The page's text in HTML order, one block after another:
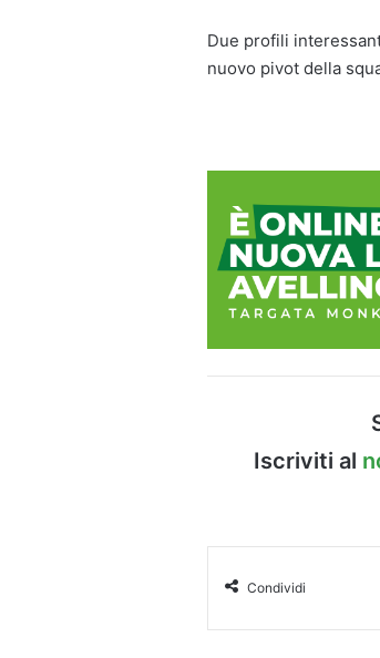
Due profili
nuovo pivot della
Iscriviti al
Condividi